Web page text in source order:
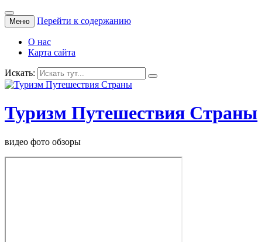
Меню Перейти к содержанию
О нас
Карта сайта
Искать:
Туризм Путешествия Страны
видео фото обзоры